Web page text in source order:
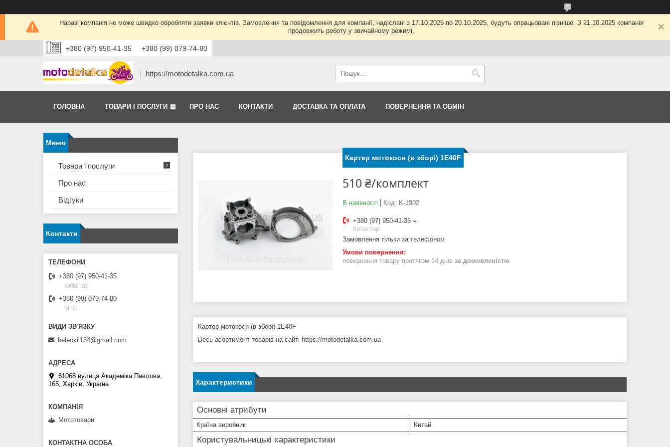
Наразі компанія не може швидко обробляти заявки клієнтів. Замовлення та повідомлення для компанії, надіслані з 17.10.2025 по 20.10.2025, будуть опрацьовані пізніше. З 21.10.2025 компанія
продовжить роботу у звичайному режимі.
+380 (97) 950-41-35 +380 (99) 079-74-80
https://motodetalka.com.ua
ГОЛОВНА ТОВАРИ І ПОСЛУГИ ПРО НАС КОНТАКТИ ДОСТАВКА ТА ОПЛАТА ПОВЕРНЕННЯ ТА ОБМІН
Картер мотокоси (в зборі) 1E40F
510 ₴/комплект
В наявності Код: K-1902
+380 (97) 950-41-35
Київстар
Замовлення тільки за телефоном
повернення товару протягом 14 днів за домовленістю
Картер мотокоси (в зборі) 1E40F
Весь асортимент товарів на сайті https://motodetalka.com.ua
Характеристики
Основні атрибути
Країна виробник Китай
Користувальницькі характеристики
Товари і послуги
Про нас
Відгуки
Контакти
+380 (97) 950-41-35
Київстар
+380 (99) 079-74-80
МТС
beleckii134@gmail.com
61068 вулиця Академіка Павлова,
165, Харків, Україна
Мототовари